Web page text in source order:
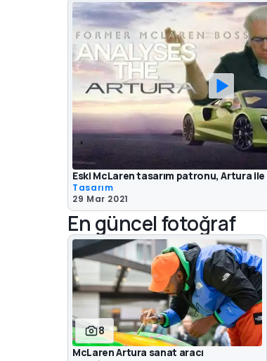
Eski McLaren tasarım patronu, Artura
Tasarım
29 Mar 2021
En güncel fotoğraf
8
McLaren Artura sanat aracı